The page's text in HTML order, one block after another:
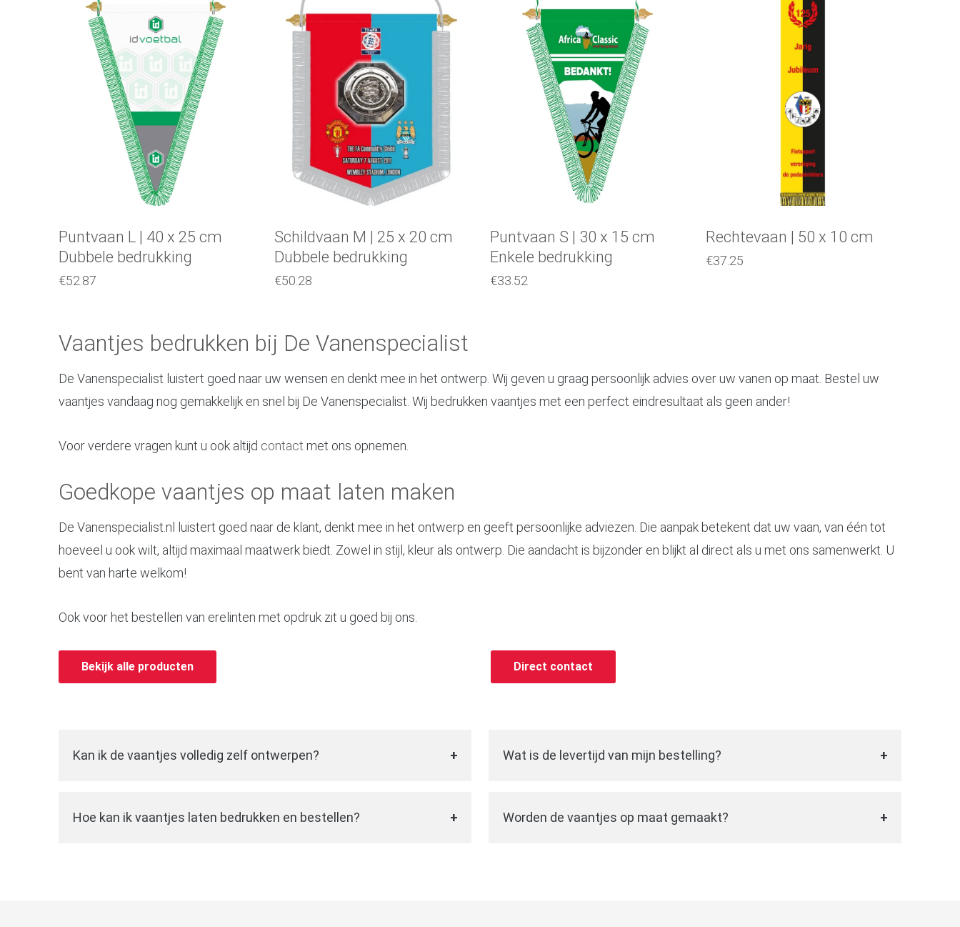
Selecteer een optie
Puntvaan L | 40 x 25 cm
Dubbele bedrukking
€52.87
Selecteer een optie
Schildvaan M | 25 x 20 cm
Dubbele bedrukking
€50.28
Selecteer een optie
Puntvaan S | 30 x 15 cm
Enkele bedrukking
€33.52
Selecteer een optie
Rechtevaan | 50 x 10 cm
€37.25
Vaantjes bedrukken bij De Vanenspecialist
De Vanenspecialist luistert goed naar uw wensen en denkt mee in het ontwerp. Wij geven u graag persoonlijk advies over uw vanen op maat. Bestel uw
vaantjes vandaag nog gemakkelijk en snel bij De Vanenspecialist. Wij bedrukken vaantjes met een perfect eindresultaat als geen ander!
Voor verdere vragen kunt u ook altijd contact met ons opnemen.
Goedkope vaantjes op maat laten maken
De Vanenspecialist.nl luistert goed naar de klant, denkt mee in het ontwerp en geeft persoonlijke adviezen. Die aanpak betekent dat uw vaan, van één tot
hoeveel u ook wilt, altijd maximaal maatwerk biedt. Zowel in stijl, kleur als ontwerp. Die aandacht is bijzonder en blijkt al direct als u met ons samenwerkt. U
bent van harte welkom!
Ook voor het bestellen van erelinten met opdruk zit u goed bij ons.
Bekijk alle producten Direct contact
Kan ik de vaantjes volledig zelf ontwerpen?
vervolgens een logo, opdruk of tekst uploaden. Ook de kleur kiest u
Wat is de levertijd van mijn bestelling?
twee weken na het plaatsen van de bestelling worden deze
Hoe kan ik vaantjes laten bedrukken en bestellen?
Worden de vaantjes op maat gemaakt?